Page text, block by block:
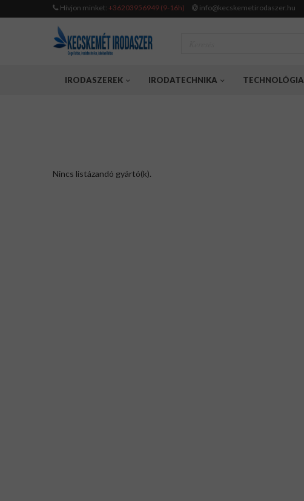
Hívjon minket: +36203956949 (9-16h) info@kecskemetirodaszer.hu
IRODASZEREK IRODATECHNIKA TECHNOLÓGIA
Nincs listázandó gyártó(k).